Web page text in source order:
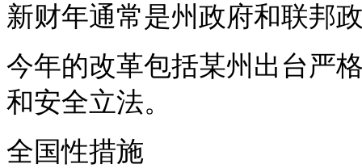
新财年通常是州政府和联邦
今年的改革包括某州出台严
和安全立法。
全国性措施